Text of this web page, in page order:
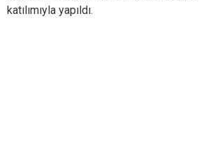
katılımıyla yapıldı.